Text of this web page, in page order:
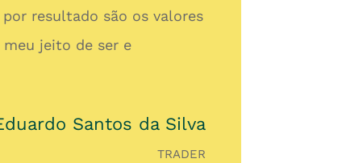
resultado são os valores
jeito de ser e
Santos da Silva
TRADER